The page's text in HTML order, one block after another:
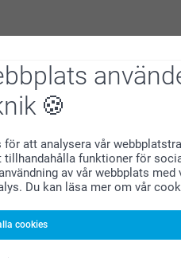
för att analysera vår
funktioner för
av vår webbplats
Du kan läsa mer om vår
cookies